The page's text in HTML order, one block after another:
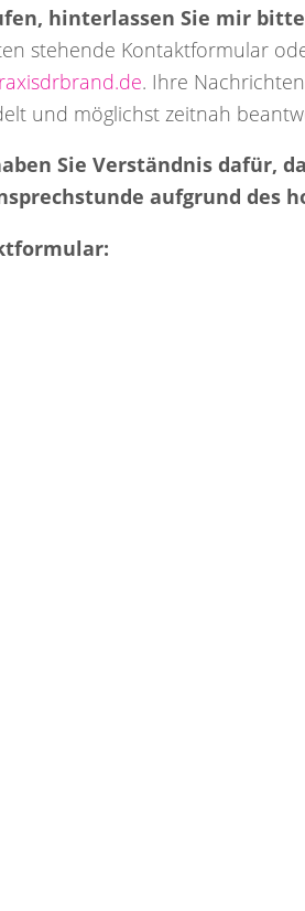
hinterlassen Sie mir
stehende Kontaktformular
. Ihre
und möglichst zeitnah
Sie Verständnis dafür,
aufgrund des